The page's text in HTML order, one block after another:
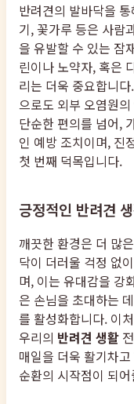
반려견의 발바닥을
기, 꽃가루 등은 사람
을 유발할 수 있는 잠
린이나 노약자, 혹은
리는 더욱 중요합니다
으로도 외부 오염원
단순한 편의를 넘어,
인 예방 조치이며, 진
첫 번째 덕목입니다.
긍정적인 반려견
깨끗한 환경은 더 많
닥이 더러울 걱정 없
며, 이는 유대감을 강
은 손님을 초대하는
를 활성화합니다. 이
우리의 반려견 생활
매일을 더욱 활기차
순환의 시작점이 되